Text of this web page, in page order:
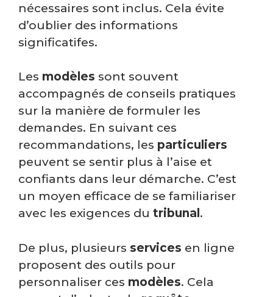
nécessaires sont inclus. Cela évite
d’oublier des informations
significatifes.
Les modèles sont souvent
accompagnés de conseils pratiques
sur la manière de formuler les
demandes. En suivant ces
recommandations, les particuliers
peuvent se sentir plus à l’aise et
confiants dans leur démarche. C’est
un moyen efficace de se familiariser
avec les exigences du tribunal .
De plus, plusieurs services en ligne
proposent des outils pour
personnaliser ces modèles. Cela